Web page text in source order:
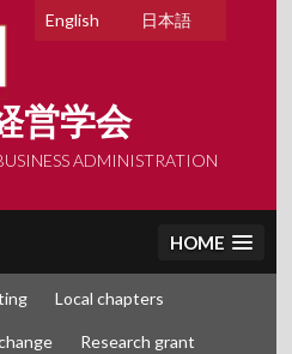
日本語
English
営学会
ADMINISTRATION
HOME
Local chapters
Research grant